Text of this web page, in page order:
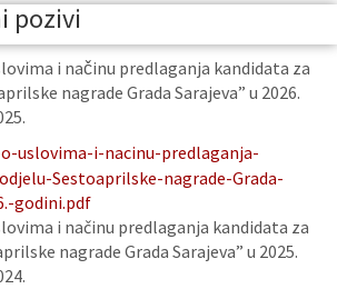
pozivi
i načinu predlaganja kandidata za
nagrade Grada Sarajeva” u 2026.
uslovima-i-nacinu-predlaganja-
Sestoaprilske-nagrade-Grada-
godini.pdf
i načinu predlaganja kandidata za
nagrade Grada Sarajeva” u 2025.